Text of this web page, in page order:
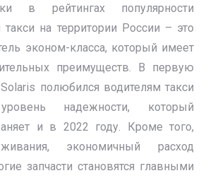
в рейтингах популярности
на территории России – это
эконом-класса, который имеет
преимуществ. В первую
полюбился водителям такси
надежности, который
и в 2022 году. Кроме того,
экономичный расход
запчасти становятся главными